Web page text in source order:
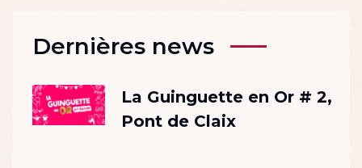
Dernières news
La Guinguette en Or # 2,
Pont de Claix